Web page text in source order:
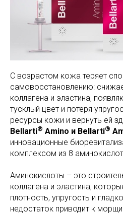
С возрастом кожа теряет
самовосстановлению:
коллагена и эластина,
тусклый цвет и потеря
ресурсы кожи и вернуть ей
Bellarti® Amino и Bellarti®
инновационные
комплексом из 8
Аминокислоты – это
коллагена и эластина,
плотность, упругость и
недостаток приводит к